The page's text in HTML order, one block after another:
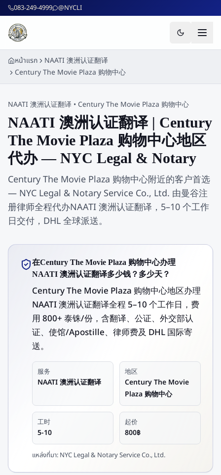
ข้ามไปยังเนื้อหาหลัก
083-249-4999 @NYCLI
หน้าแรก
NAATI 澳洲认证翻译
Century The Movie Plaza 购物中心
NAATI 澳洲认证翻译 • Century The Movie Plaza 购物中心
NAATI 澳洲认证翻译 | Century
The Movie Plaza 购物中心地区
代办 — NYC Legal & Notary
Century The Movie Plaza 购物中心附近的客户首选
— NYC Legal & Notary Service Co., Ltd. 由曼谷注
册律师全程代办NAATI 澳洲认证翻译，5–10 个工作
日交付，DHL 全球派送。
在Century The Movie Plaza 购物中心办理
NAATI 澳洲认证翻译多少钱？多少天？
Century The Movie Plaza 购物中心地区办理
NAATI 澳洲认证翻译全程 5–10 个工作日，费
用 800+ 泰铢/份，含翻译、公证、外交部认
证、使馆/Apostille、律师费及 DHL 国际寄
送。
服务
NAATI 澳洲认证翻译
地区
Century The Movie
Plaza 购物中心
工时
5-10
起价
800฿
แหล่งที่มา: NYC Legal & Notary Service Co., Ltd.